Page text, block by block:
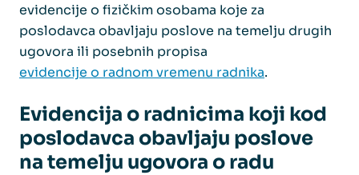
evidencije o fizičkim osobama koje za
poslodavca obavljaju poslove na temelju drugih
ugovora ili posebnih propisa
evidencije o radnom vremenu radnika.
Evidencija o radnicima koji kod
poslodavca obavljaju poslove
na temelju ugovora o radu